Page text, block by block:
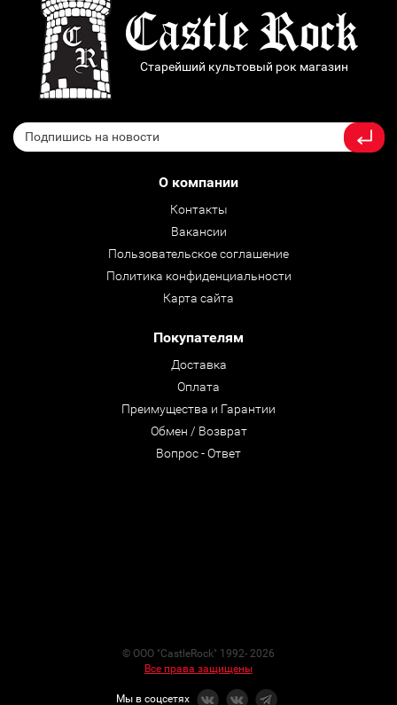
Старейший культовый рок магазин
О компании
Контакты
Вакансии
Пользовательское соглашение
Политика конфиденциальности
Карта сайта
Покупателям
Доставка
Оплата
Преимущества и Гарантии
Обмен / Возврат
Вопрос - Ответ
© ООО "CastleRock" 1992- 2026
Все права защищены
Мы в соцсетях